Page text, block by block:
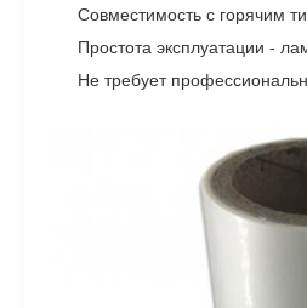
Совместимость с горячим
Простота эксплуатации -
Не требует